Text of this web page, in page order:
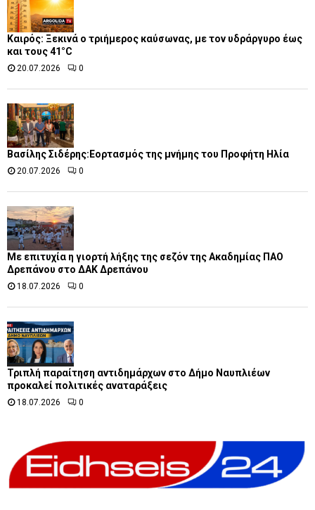
Καιρός: Ξεκινά ο τριήμερος καύσωνας, με τον υδράργυρο έως
και τους 41°C
20.07.2026 0
Βασίλης Σιδέρης:Εορτασμός της μνήμης του Προφήτη Ηλία
20.07.2026 0
Με επιτυχία η γιορτή λήξης της σεζόν της Ακαδημίας ΠΑΟ
Δρεπάνου στο ΔΑΚ Δρεπάνου
18.07.2026 0
Τριπλή παραίτηση αντιδημάρχων στο Δήμο Ναυπλιέων
προκαλεί πολιτικές αναταράξεις
18.07.2026 0